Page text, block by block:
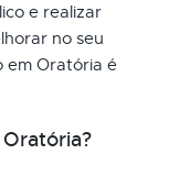
e realizar
no seu
em Oratória é